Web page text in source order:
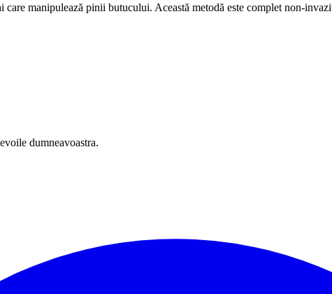
manipulează pinii butucului. Această metodă este complet non-
dumneavoastra.